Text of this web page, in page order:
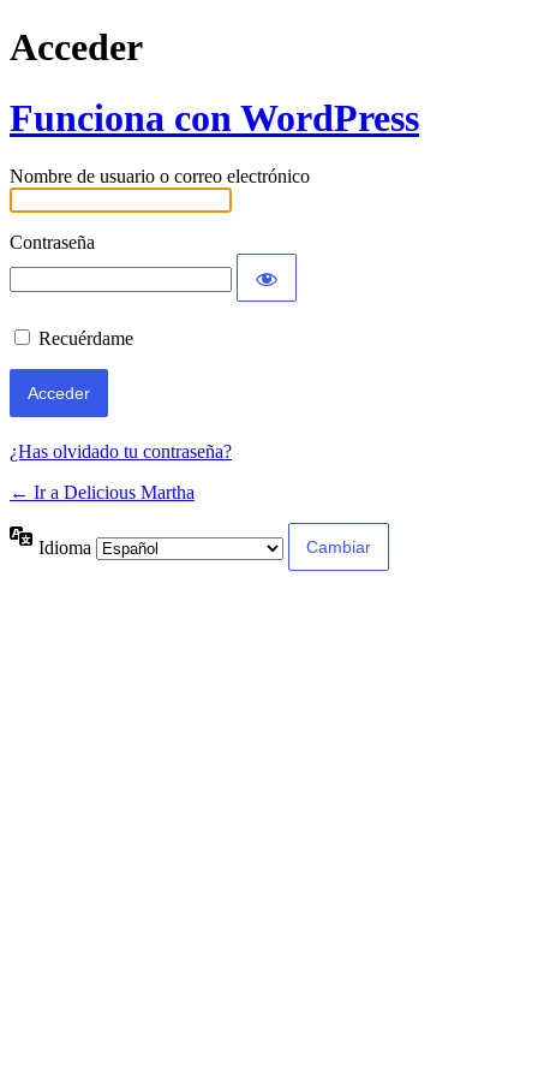
Acceder
Funciona con WordPress
Nombre de usuario o correo electrónico
Contraseña
Recuérdame
¿Has olvidado tu contraseña?
← Ir a Delicious Martha
Idioma